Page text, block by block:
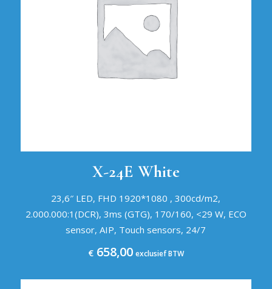
X-24E White
23,6″ LED, FHD 1920*1080 , 300cd/m2,
2.000.000:1(DCR), 3ms (GTG), 170/160, <29 W, ECO
sensor, AIP, Touch sensors, 24/7
€658,00 exclusief BTW